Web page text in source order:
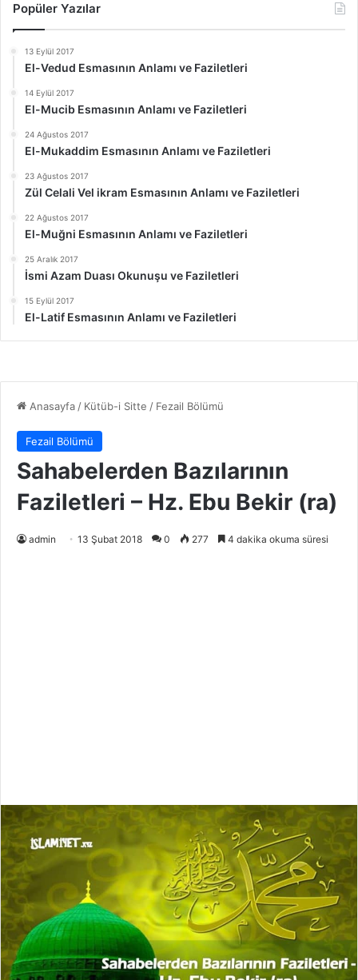
Popüler Yazılar
13 Eylül 2017
El-Vedud Esmasının Anlamı ve Faziletleri
14 Eylül 2017
El-Mucib Esmasının Anlamı ve Faziletleri
24 Ağustos 2017
El-Mukaddim Esmasının Anlamı ve Faziletleri
23 Ağustos 2017
Zül Celali Vel ikram Esmasının Anlamı ve Faziletleri
22 Ağustos 2017
El-Muğni Esmasının Anlamı ve Faziletleri
25 Aralık 2017
İsmi Azam Duası Okunuşu ve Faziletleri
15 Eylül 2017
El-Latif Esmasının Anlamı ve Faziletleri